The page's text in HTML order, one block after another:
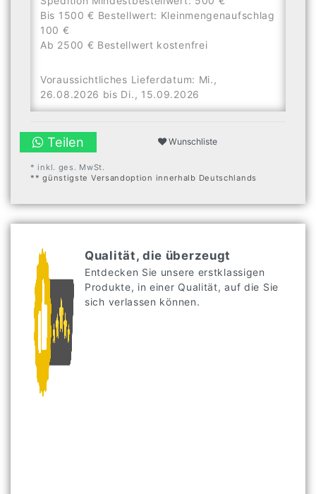
Bis 1500 € Bestellwert: Kleinmengenaufschlag
100 €
Ab 2500 € Bestellwert kostenfrei
Voraussichtliches Lieferdatum: Mi.,
26.08.2026 bis Di., 15.09.2026
Teilen Wunschliste
* inkl. ges. MwSt.
** günstigste Versandoption innerhalb Deutschlands
Qualität, die überzeugt
Entdecken Sie unsere erstklassigen
Produkte, in einer Qualität, auf die Sie
sich verlassen können.